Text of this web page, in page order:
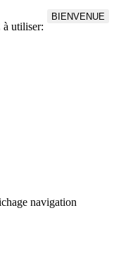
utiliser:
BIENVENUE
navigation